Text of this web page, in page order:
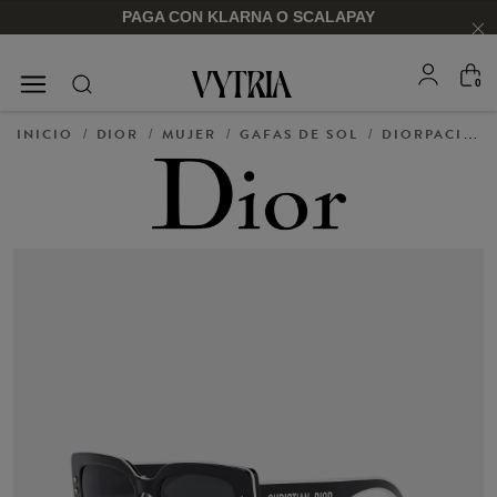
PAGA CON KLARNA O SCALAPAY
GAFAS DE SOL
MONTURAS
0
INICIO / DIOR / MUJER / GAFAS DE SOL / DIORPACIFIC S1U